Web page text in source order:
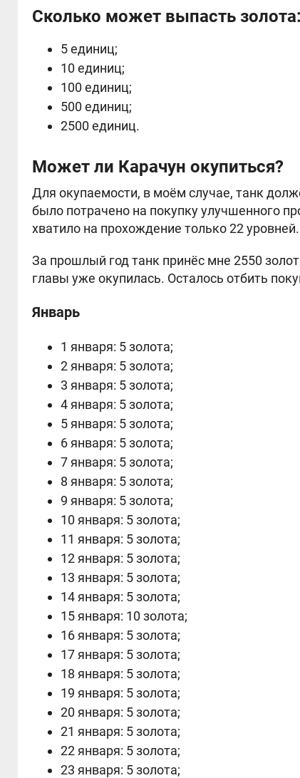
Сколько может выпасть золота:
5 единиц;
10 единиц;
100 единиц;
500 единиц;
2500 единиц.
Может ли Карачун окупиться?
Для окупаемости, в моём случае, танк
было потрачено на покупку улучшенного
хватило на прохождение только 22 уровней.
За прошлый год танк принёс мне 2550
главы уже окупилась. Осталось отбить
Январь
1 января: 5 золота;
2 января: 5 золота;
3 января: 5 золота;
4 января: 5 золота;
5 января: 5 золота;
6 января: 5 золота;
7 января: 5 золота;
8 января: 5 золота;
9 января: 5 золота;
10 января: 5 золота;
11 января: 5 золота;
12 января: 5 золота;
13 января: 5 золота;
14 января: 5 золота;
15 января: 10 золота;
16 января: 5 золота;
17 января: 5 золота;
18 января: 5 золота;
19 января: 5 золота;
20 января: 5 золота;
21 января: 5 золота;
22 января: 5 золота;
23 января: 5 золота;